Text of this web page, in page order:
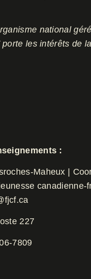
national
les intérêts de
:
Maheux |
canadienne-
227
7809